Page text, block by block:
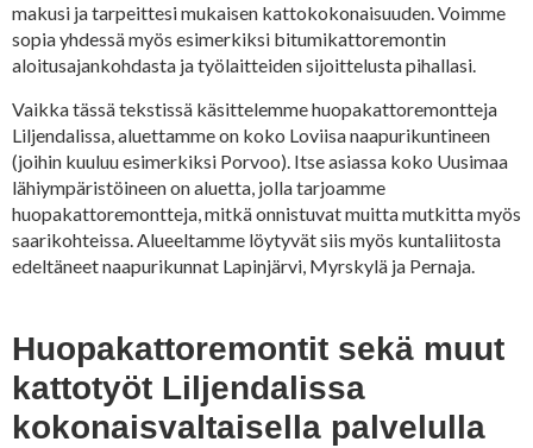
makusi ja tarpeittesi mukaisen kattokokonaisuuden. Voimme
sopia yhdessä myös esimerkiksi bitumikattoremontin
aloitusajankohdasta ja työlaitteiden sijoittelusta pihallasi.
Vaikka tässä tekstissä käsittelemme huopakattoremontteja
Liljendalissa, aluettamme on koko Loviisa naapurikuntineen
(joihin kuuluu esimerkiksi Porvoo). Itse asiassa koko Uusimaa
lähiympäristöineen on aluetta, jolla tarjoamme
huopakattoremontteja, mitkä onnistuvat muitta mutkitta myös
saarikohteissa. Alueeltamme löytyvät siis myös kuntaliitosta
edeltäneet naapurikunnat Lapinjärvi, Myrskylä ja Pernaja.
Huopakattoremontit sekä muut
kattotyöt Liljendalissa
kokonaisvaltaisella palvelulla